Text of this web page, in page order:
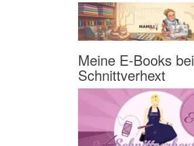
Meine E-Books bei
Schnittverhext